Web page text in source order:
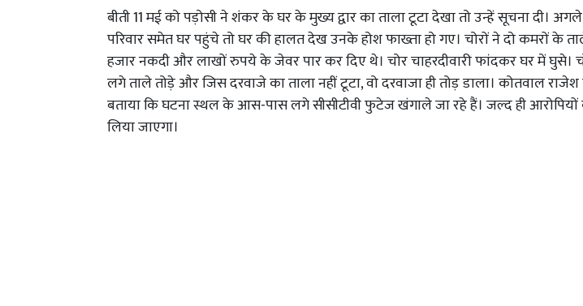
बीती 11 मई को पड़ोसी ने शंकर के घर के मुख्य द्वार का ताला टूटा देखा तो उन्हें सूचना दी।
परिवार समेत घर पहुंचे तो घर की हालत देख उनके होश फाख्ता हो गए। चोरों ने दो कमरों के
हजार नकदी और लाखों रुपये के जेवर पार कर दिए थे। चोर चाहरदीवारी फांदकर घर में घुसे।
लगे ताले तोड़े और जिस दरवाजे का ताला नहीं टूटा, वो दरवाजा ही तोड़ डाला। कोतवाल
बताया कि घटना स्थल के आस-पास लगे सीसीटीवी फुटेज खंगाले जा रहे हैं। जल्द ही आरोपियों
लिया जाएगा।